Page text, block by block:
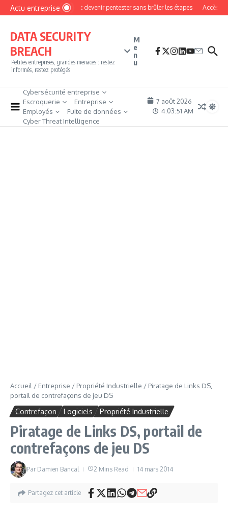
Aller au contenu
Actu entrepriseComment devenir pentester sans brûler les étapes Accès
DATA SECURITY
BREACH
Petites entreprises, grandes menaces : restez
informés, restez protégés
M
e
n
u
Cybersécurité entreprise
Escroquerie
Entreprise
Employés
Fuite de données
Cyber Threat Intelligence
7 août 2026
4:03:52 AM
Accueil / Entreprise / Propriété Industrielle / Piratage de Links DS,
portail de contrefaçons de jeu DS
Contrefaçon Logiciels Propriété Industrielle
Piratage de Links DS, portail de
contrefaçons de jeu DS
Par Damien Bancal 2 Mins Read 14 mars 2014
Partagez cet article